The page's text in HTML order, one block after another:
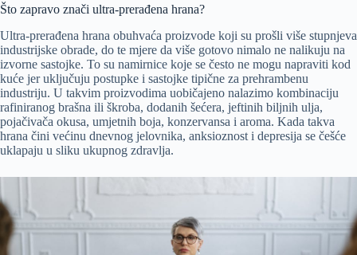
Što zapravo znači ultra-prerađena hrana?
Ultra-prerađena hrana obuhvaća proizvode koji su prošli više stupnjeva
industrijske obrade, do te mjere da više gotovo nimalo ne nalikuju na
izvorne sastojke. To su namirnice koje se često ne mogu napraviti kod
kuće jer uključuju postupke i sastojke tipične za prehrambenu
industriju. U takvim proizvodima uobičajeno nalazimo kombinaciju
rafiniranog brašna ili škroba, dodanih šećera, jeftinih biljnih ulja,
pojačivača okusa, umjetnih boja, konzervansa i aroma. Kada takva
hrana čini većinu dnevnog jelovnika, anksioznost i depresija se češće
uklapaju u sliku ukupnog zdravlja.